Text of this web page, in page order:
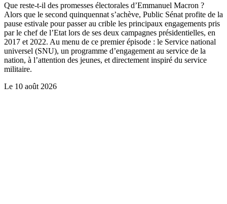
Que reste-t-il des promesses électorales d’Emmanuel Macron ?
Alors que le second quinquennat s’achève, Public Sénat profite de la
pause estivale pour passer au crible les principaux engagements pris
par le chef de l’Etat lors de ses deux campagnes présidentielles, en
2017 et 2022. Au menu de ce premier épisode : le Service national
universel (SNU), un programme d’engagement au service de la
nation, à l’attention des jeunes, et directement inspiré du service
militaire.
Le 10 août 2026